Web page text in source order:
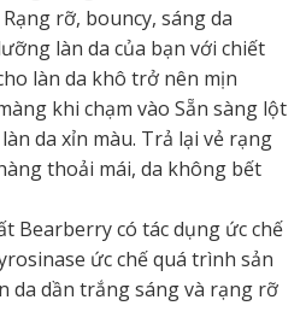
rỡ, bouncy, sáng da
làn da của bạn với chiết
làn da khô trở nên mịn
khi chạm vào Sẵn sàng lột
da xỉn màu. Trả lại vẻ rạng
thoải mái, da không bết
Bearberry có tác dụng ức chế
ức chế quá trình sản
da dần trắng sáng và rạng rỡ